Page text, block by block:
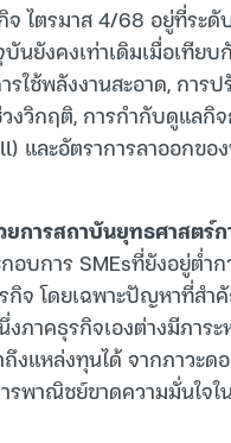
ไตรมาส 4/68 อยู่ที่ระ
นยังคงเท่าเดิมเมื่อเทีย
รใช้พลังงานสะอาด, กา
งวิกฤติ, การกำกับดูแล
และอัตราการลาออกข
การสถาบันยุทธศาสตร์
อบการ SMEsที่ยังอยู่ต่
จ โดยเฉพาะปัญหาที่สำคั
ภาคธุรกิจเองต่างมีภาร
ถึงแหล่งทุนได้ จากภาว
พาณิชย์ขาดความมั่นใจใ